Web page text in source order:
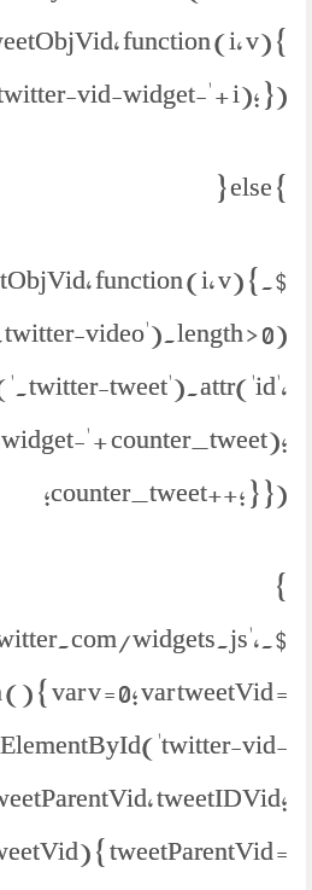
function (i, v) {
vid-widget-' + i); });
} else {
function (i, v) {
video').length > 0)
tweet').attr('id',
' + counter_tweet);
counter_tweet++; } });
}
widgets.js',
{ var v = 0; var tweetVid =
vid-
tweetIDVid;
{ tweetParentVid =